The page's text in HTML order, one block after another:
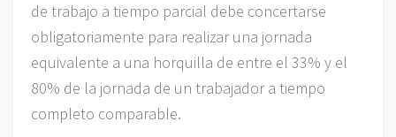
de trabajo a tiempo parcial debe concertarse
obligatoriamente para realizar una jornada
equivalente a una horquilla de entre el 33% y el
80% de la jornada de un trabajador a tiempo
completo comparable.